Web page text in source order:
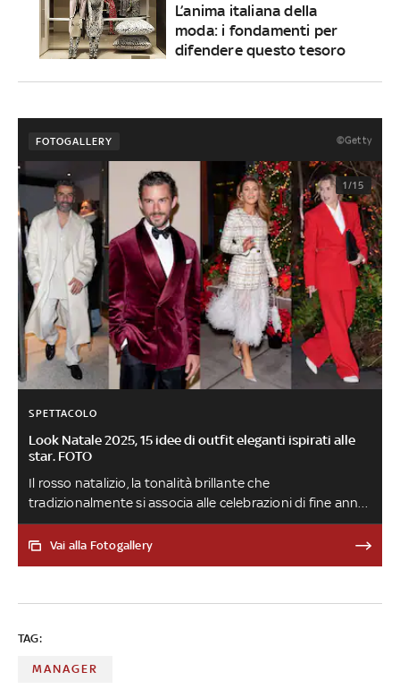
L’anima italiana della
moda: i fondamenti per
difendere questo tesoro
FOTOGALLERY ©Getty
1/15
SPETTACOLO
Look Natale 2025, 15 idee di outfit eleganti ispirati alle
star. FOTO
Il rosso natalizio, la tonalità brillante che
tradizionalmente si associa alle celebrazioni di fine anno,
ha già invaso il guardaroba delle celebrità che già da
qualche settimana stanno facendo sfoggio di look in
monocromatici, al total red e al total white (anche per
di luce. La nostra selezione di stili da copiare subito A
Vai alla Fotogallery
TAG:
MANAGER